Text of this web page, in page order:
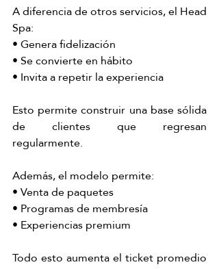
A diferencia de otros servicios, el Head
Spa:
• Genera fidelización
• Se convierte en hábito
• Invita a repetir la experiencia
Esto permite construir una base sólida
de clientes que regresan
regularmente.
Además, el modelo permite:
• Venta de paquetes
• Programas de membresía
• Experiencias premium
Todo esto aumenta el ticket promedio